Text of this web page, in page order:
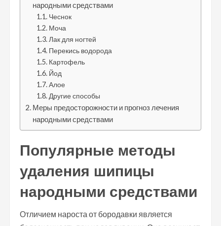
народными средствами
Чеснок
Моча
Лак для ногтей
Перекись водорода
Картофель
Йод
Алое
Другие способы
Меры предосторожности и прогноз лечения
народными средствами
Популярные методы
удаления шипицы
народными средствами
Отличием нароста от бородавки является